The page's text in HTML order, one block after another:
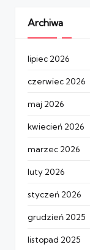
Archiwa
lipiec 2026
czerwiec 2026
maj 2026
kwiecień 2026
marzec 2026
luty 2026
styczeń 2026
grudzień 2025
listopad 2025